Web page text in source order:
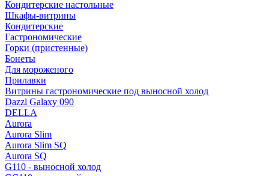
Кондитерские настольные
Шкафы-витрины
Кондитерские
Гастрономические
Горки (пристенные)
Бонеты
Для мороженого
Прилавки
Витрины гастрономические под выносной холод
Dazzl Galaxy 090
DELLA
Aurora
Aurora Slim
Aurora Slim SQ
Aurora SQ
G110 - выносной холод